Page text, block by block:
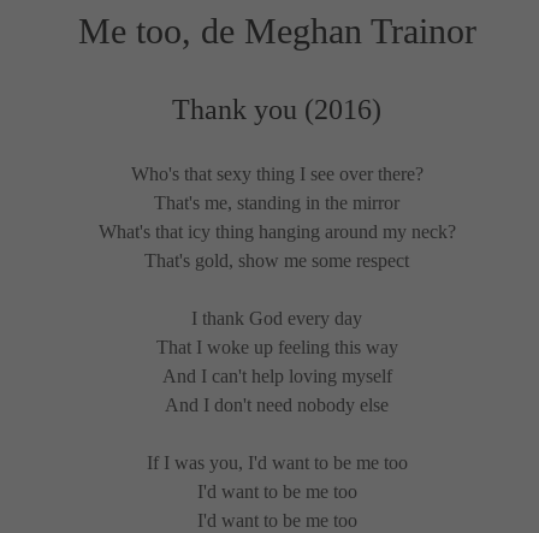
Me too, de Meghan Trainor
Thank you (2016)
Who's that sexy thing I see over there?
That's me, standing in the mirror
What's that icy thing hanging around my neck?
That's gold, show me some respect
I thank God every day
That I woke up feeling this way
And I can't help loving myself
And I don't need nobody else
If I was you, I'd want to be me too
I'd want to be me too
I'd want to be me too